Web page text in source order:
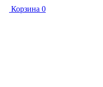
Корзина 0